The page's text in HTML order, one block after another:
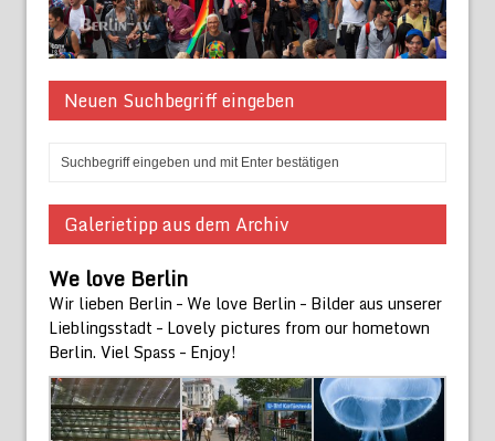
Neuen Suchbegriff eingeben
Galerietipp aus dem Archiv
We love Berlin
Wir lieben Berlin – We love Berlin – Bilder aus unserer
Lieblingsstadt – Lovely pictures from our hometown
Berlin. Viel Spass – Enjoy!